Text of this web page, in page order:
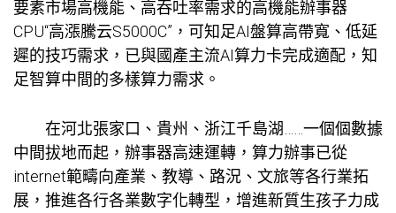
要素市場高機能、高吞吐率需求的高機能辦事器
CPU“高漲騰云S5000C”，可知足AI盤算高帶寬、低延
遲的技巧需求，已與國產主流AI算力卡完成適配，知
足智算中間的多樣算力需求。
在河北張家口、貴州、浙江千島湖……一個個數據
中間拔地而起，辦事器高速運轉，算力辦事已從
internet範疇向產業、教導、路況、文旅等各行業拓
展，推進各行各業數字化轉型，增進新質生孩子力成